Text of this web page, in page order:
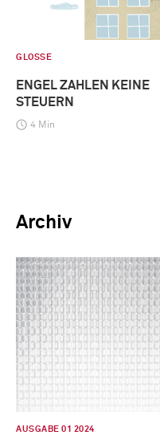
GLOSSE
ENGEL ZAHLEN KEINE
STEUERN
4 Min
Archiv
AUSGABE 01 2024